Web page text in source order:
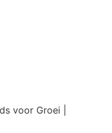
voor Groei |